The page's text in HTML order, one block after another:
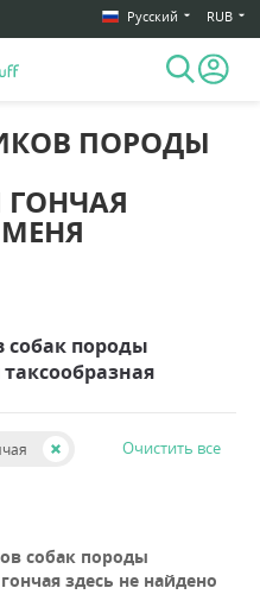
Русский RUB
ПОРОДЫ
ГОНЧАЯ
собак породы
Очистить все
собак породы
здесь не найдено